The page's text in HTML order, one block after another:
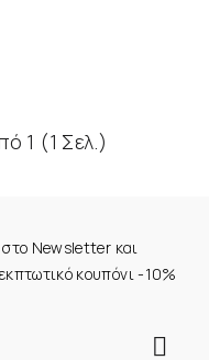
1 (1 Σελ.)
στο Newsletter και
κουπόνι -10%